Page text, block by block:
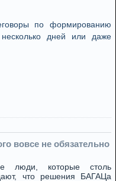
по формированию
дней или даже
вовсе не обязательно
которые столь
что решения БАГАЦа